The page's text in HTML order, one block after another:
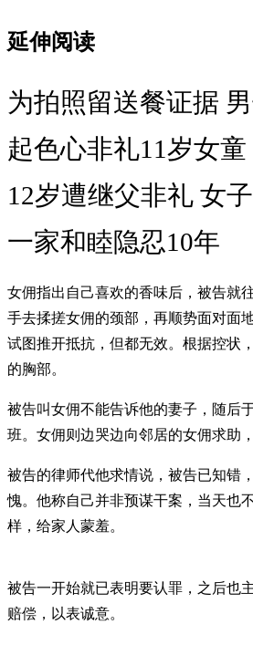
延伸阅读
为拍照留送餐证据
起色心非礼11岁女童
12岁遭继父非礼 女
一家和睦隐忍10年
女佣指出自己喜欢的香味后，被告就
手去揉搓女佣的颈部，再顺势面对面
试图推开抵抗，但都无效。根据控状
的胸部。
被告叫女佣不能告诉他的妻子，随后
班。女佣则边哭边向邻居的女佣求助
被告的律师代他求情说，被告已知错
愧。他称自己并非预谋干案，当天也
样，给家人蒙羞。
被告一开始就已表明要认罪，之后也
赔偿，以表诚意。